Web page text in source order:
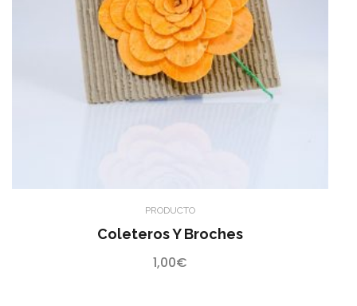
PRODUCTO
Coleteros Y Broches
1,00€